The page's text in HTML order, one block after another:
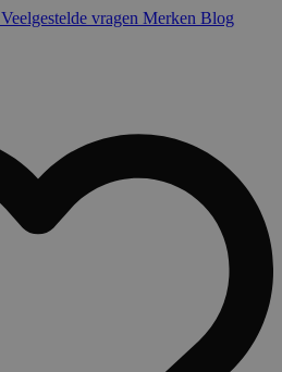
Veelgestelde vragen Merken Blog